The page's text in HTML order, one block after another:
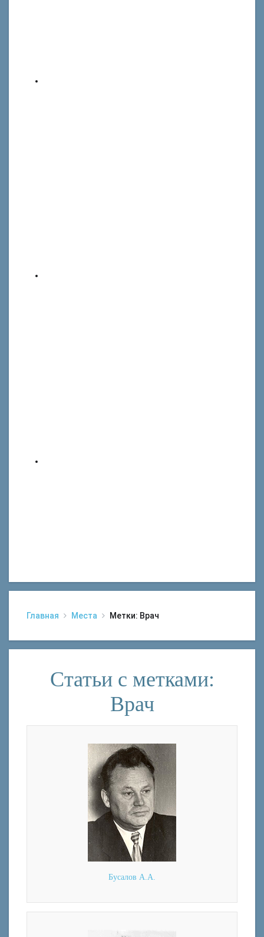
Главная Места Метки: Врач
Статьи с метками:
Врач
Бусалов А.А.